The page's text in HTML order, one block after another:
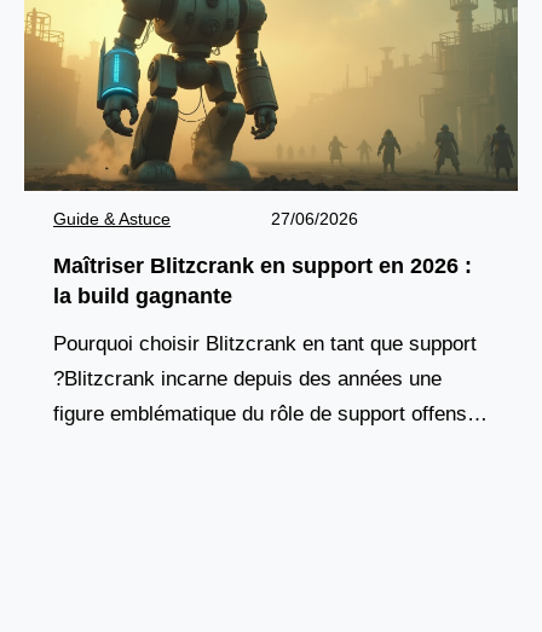
Guide & Astuce 27/06/2026
Maîtriser Blitzcrank en support en 2026 :
la build gagnante
Pourquoi choisir Blitzcrank en tant que support
?Blitzcrank incarne depuis des années une
figure emblématique du rôle de support offensif.